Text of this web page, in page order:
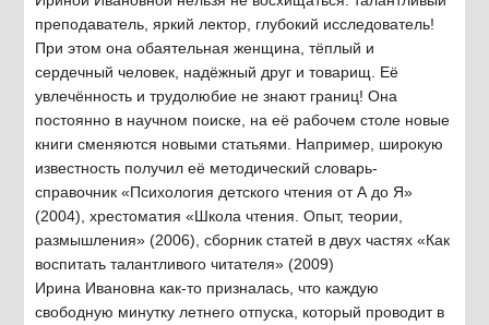
преподаватель, яркий лектор, глубокий исследователь!
При этом она обаятельная женщина, тёплый и
сердечный человек, надёжный друг и товарищ. Её
увлечённость и трудолюбие не знают границ! Она
постоянно в научном поиске, на её рабочем столе новые
книги сменяются новыми статьями. Например, широкую
известность получил её методический словарь-
справочник «Психология детского чтения от А до Я»
(2004), хрестоматия «Школа чтения. Опыт, теории,
размышления» (2006), сборник статей в двух частях «Как
воспитать талантливого читателя» (2009)
Ирина Ивановна как-то призналась, что каждую
свободную минутку летнего отпуска, который проводит в